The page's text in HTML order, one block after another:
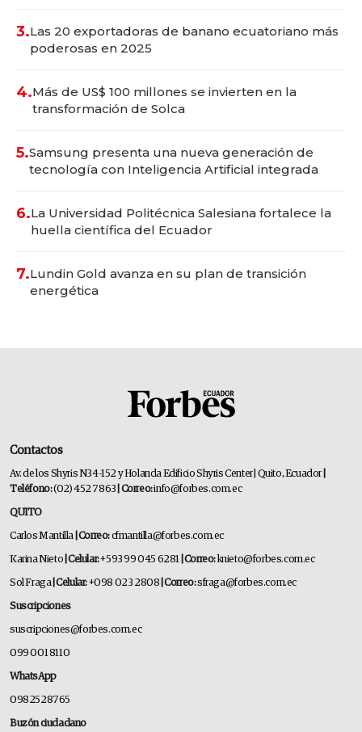
3.Las 20 exportadoras de banano ecuatoriano más
poderosas en 2025
4.Más de US$ 100 millones se invierten en la
transformación de Solca
5.Samsung presenta una nueva generación de
tecnología con Inteligencia Artificial integrada
6.La Universidad Politécnica Salesiana fortalece la
huella científica del Ecuador
7.Lundin Gold avanza en su plan de transición
energética
Contactos
Av. de los Shyris N34-152 y Holanda Edificio Shyris Center | Quito, Ecuador
Teléfono:(02) 452 7863 | Correo:info@forbes.com.ec
QUITO
Carlos Mantilla | Correo:cfmantilla@forbes.com.ec
Karina Nieto | Celular:+593 99 045 6281 | Correo: knieto@forbes.com.ec
Sol Fraga | Celular:+098 023 2808 | Correo:sfraga@forbes.com.ec
Suscripciones
suscripciones@forbes.com.ec
099 001 8110
WhatsApp
0982528765
Buzón ciudadano